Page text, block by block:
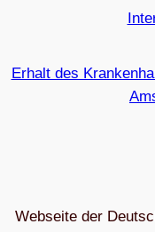
Erhalt des
Webseite der